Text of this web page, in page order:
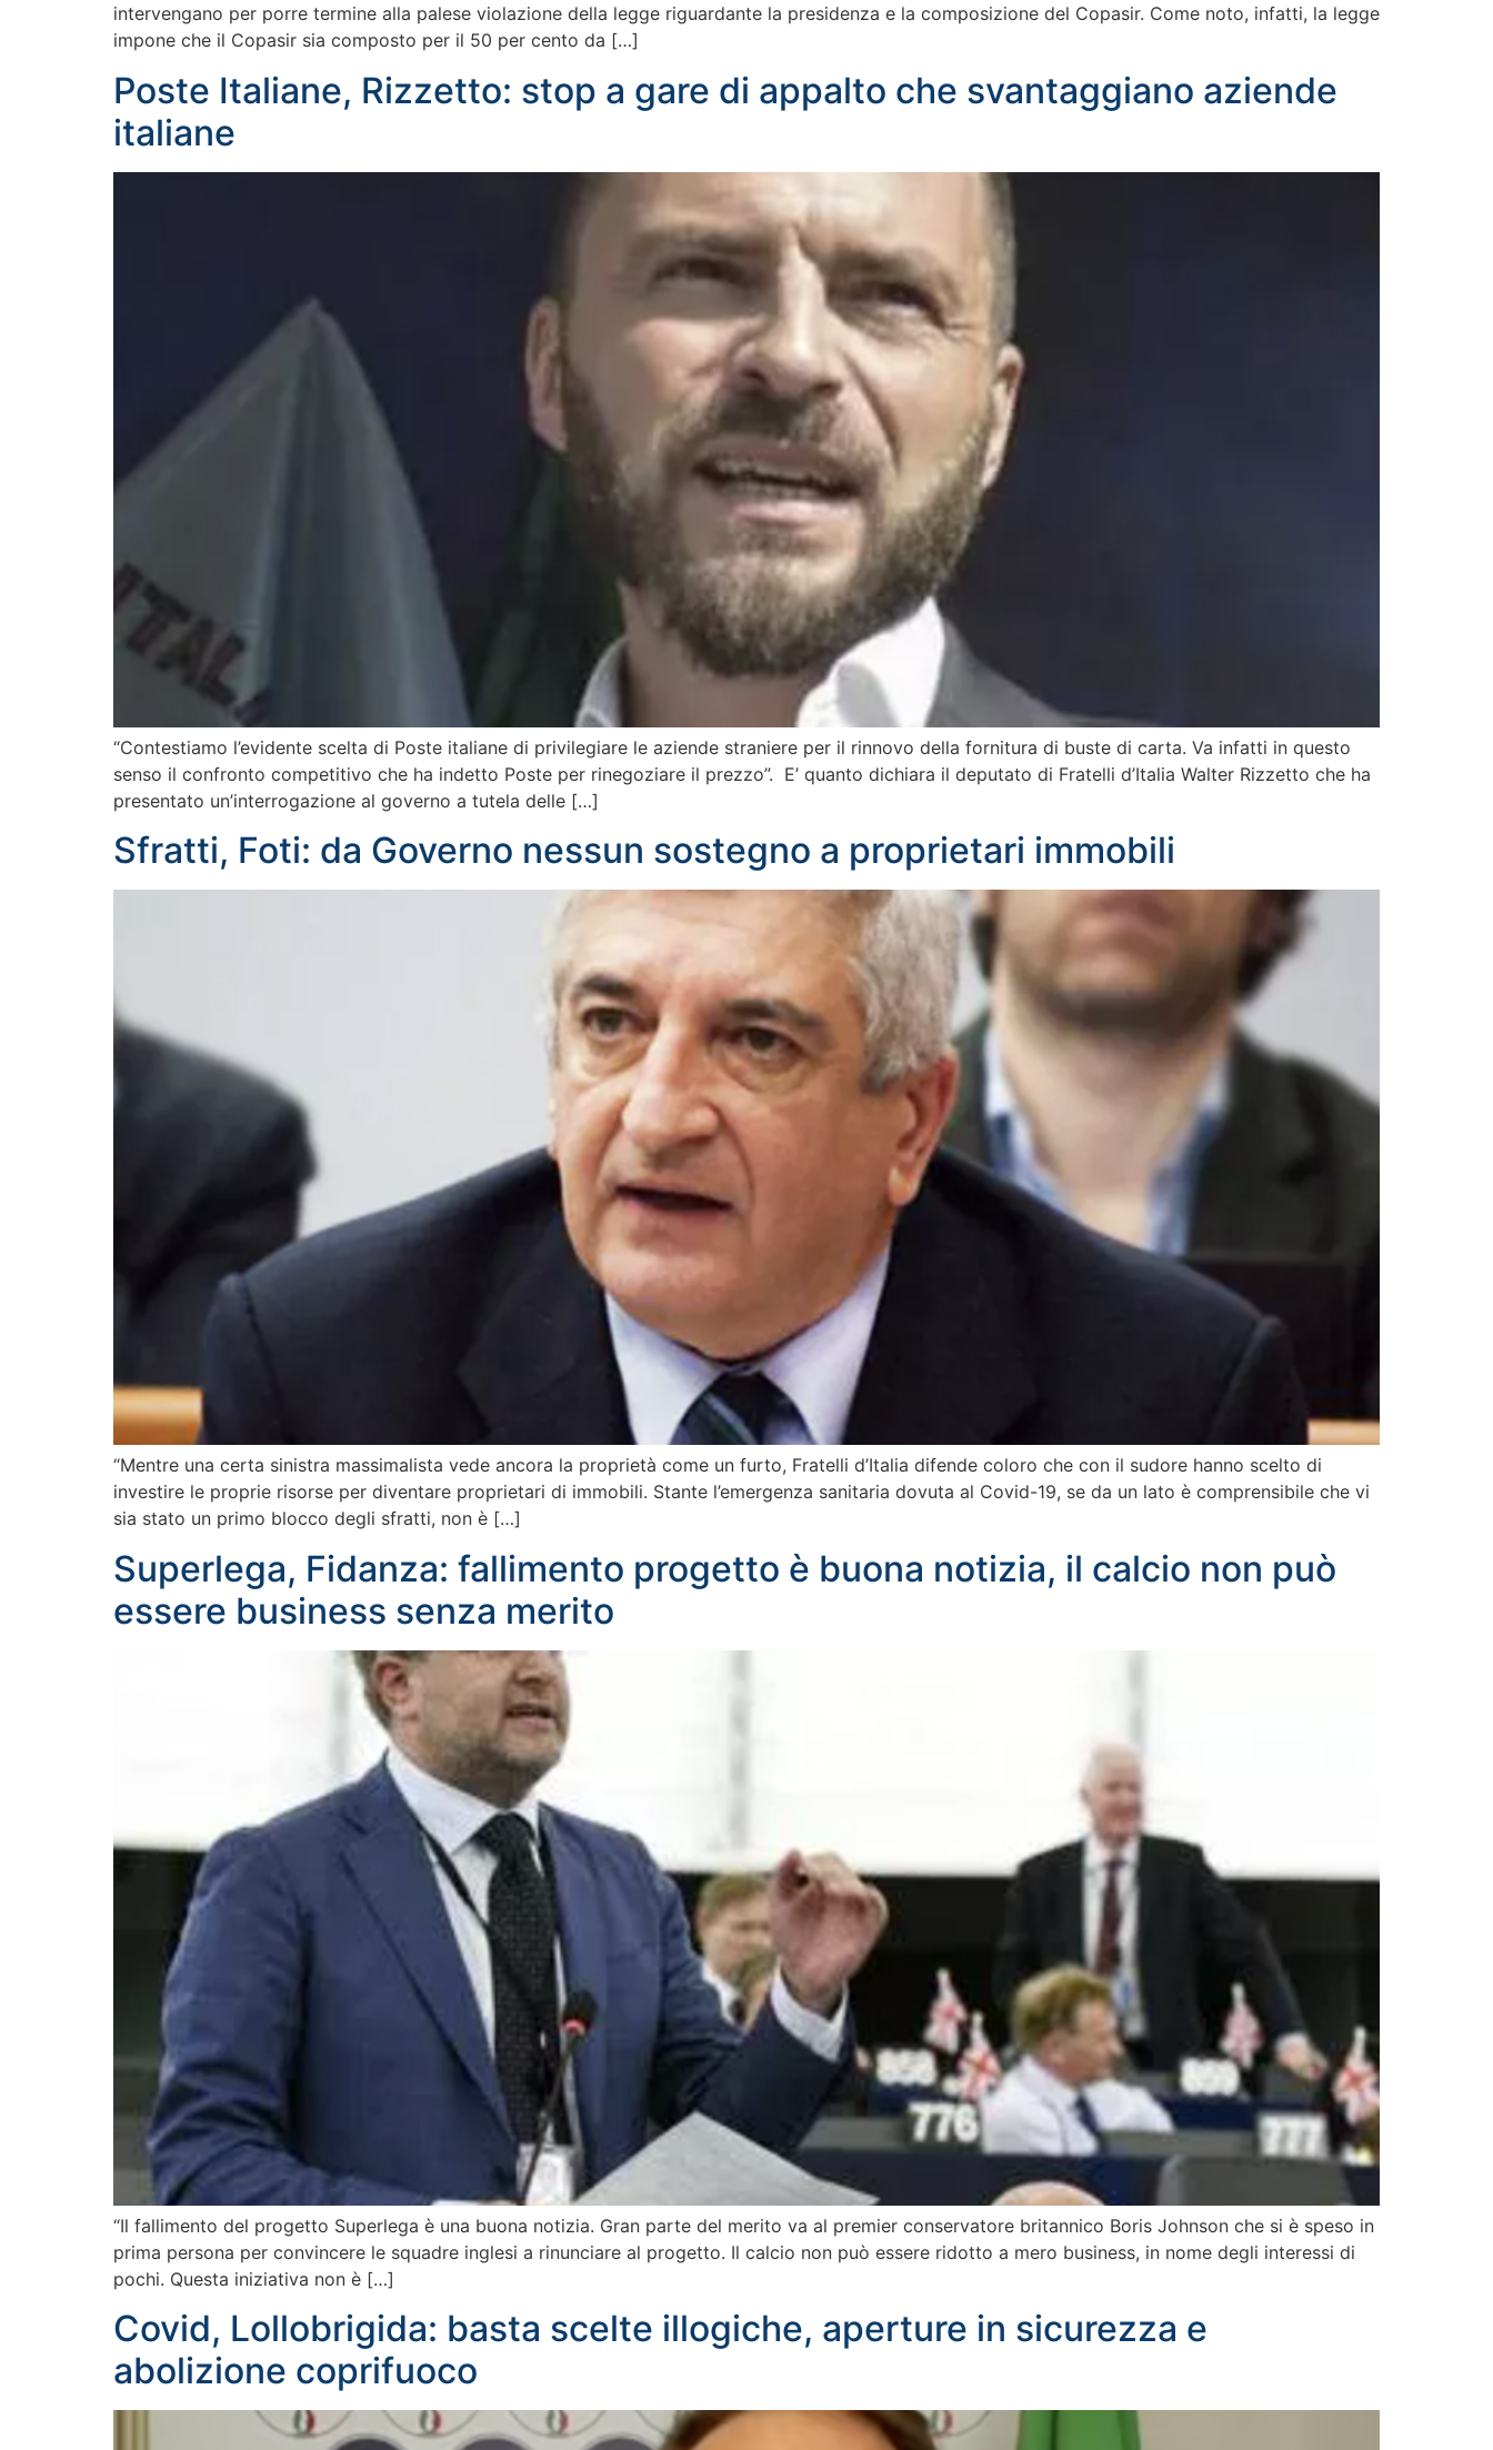
intervengano per porre termine alla palese violazione della legge riguardante la presidenza e la composizione del Copasir. Come noto, infatti, la legge
impone che il Copasir sia composto per il 50 per cento da […]
Poste Italiane, Rizzetto: stop a gare di appalto che svantaggiano aziende
italiane
“Contestiamo l’evidente scelta di Poste italiane di privilegiare le aziende straniere per il rinnovo della fornitura di buste di carta. Va infatti in questo
senso il confronto competitivo che ha indetto Poste per rinegoziare il prezzo”. E’ quanto dichiara il deputato di Fratelli d’Italia Walter Rizzetto che ha
presentato un’interrogazione al governo a tutela delle […]
Sfratti, Foti: da Governo nessun sostegno a proprietari immobili
“Mentre una certa sinistra massimalista vede ancora la proprietà come un furto, Fratelli d’Italia difende coloro che con il sudore hanno scelto di
investire le proprie risorse per diventare proprietari di immobili. Stante l’emergenza sanitaria dovuta al Covid-19, se da un lato è comprensibile che vi
sia stato un primo blocco degli sfratti, non è […]
Superlega, Fidanza: fallimento progetto è buona notizia, il calcio non può
essere business senza merito
“Il fallimento del progetto Superlega è una buona notizia. Gran parte del merito va al premier conservatore britannico Boris Johnson che si è speso in
prima persona per convincere le squadre inglesi a rinunciare al progetto. Il calcio non può essere ridotto a mero business, in nome degli interessi di
pochi. Questa iniziativa non è […]
Covid, Lollobrigida: basta scelte illogiche, aperture in sicurezza e
abolizione coprifuoco